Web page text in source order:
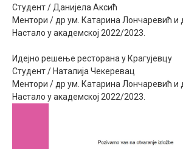
Студент / Данијела Аксић
Ментори / др ум. Катарина Лончаревић и
Настало у академској 2022/2023.
Идејно решење ресторана у Крагујевцу
Студент / Наталија Чекеревац
Ментори / др ум. Катарина Лончаревић и
Настало у академској 2022/2023.